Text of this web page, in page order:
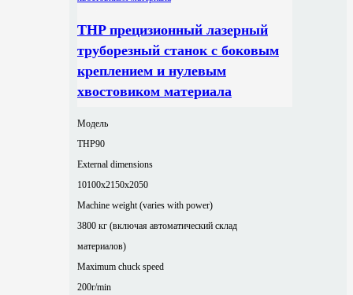
THP прецизионный лазерный
труборезный станок с боковым
креплением и нулевым
хвостовиком материала
Модель
THP90
External dimensions
10100x2150x2050
Machine weight (varies with power)
3800 кг (включая автоматический склад
материалов)
Maximum chuck speed
200r/min